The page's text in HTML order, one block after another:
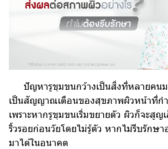
ปัญหารูขุมขนกว้างเป็นสิ่งที่หลายคนม
เป็นสัญญาณเตือนของสุขภาพผิวหน้าที่ก
เพราะหากรูขุมขนเริ่มขยายตัว ผิวก็จะสูญ
ริ้วรอยก่อนวัยโดยไม่รู้ตัว หากไม่รีบรักษ
มาได้ในอนาคต